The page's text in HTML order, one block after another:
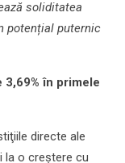
soliditatea
potențial puternic
în primele
directe ale
la o creștere cu